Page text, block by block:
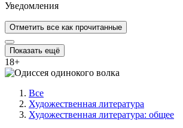
Уведомления
Отметить все как прочитанные
Показать ещё
18+
Все
Художественная литература
Художественная литература: общее